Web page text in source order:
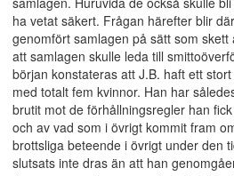
ha vetat säkert. Frågan härefter blir
genomfört samlagen på sätt som
att samlagen skulle leda till
början konstateras att J.B. haft ett
med totalt fem kvinnor. Han har
brutit mot de förhållningsregler han
och av vad som i övrigt kommit fram
brottsliga beteende i övrigt under den
slutsats inte dras än att han